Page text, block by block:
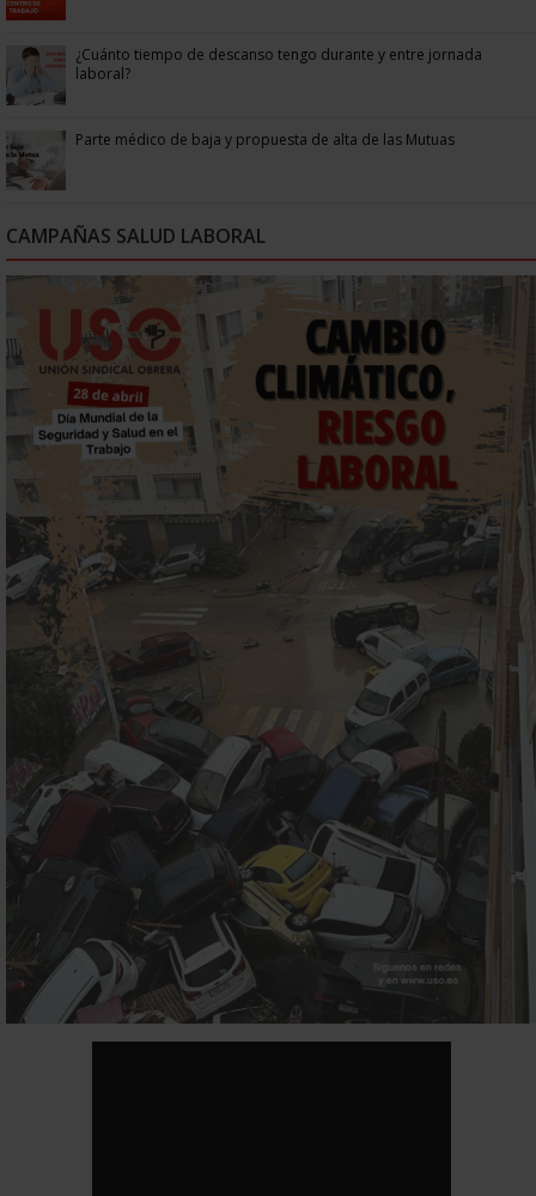
¿Cuánto tiempo de descanso tengo durante y entre jornada
laboral?
Parte médico de baja y propuesta de alta de las Mutuas
CAMPAÑAS SALUD LABORAL